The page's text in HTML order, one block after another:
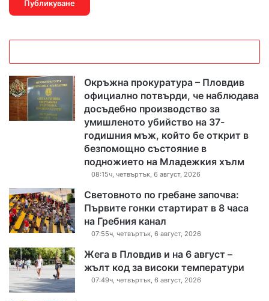
н
т
а
р
и
Окръжна прокуратура – Пловдив
официално потвърди, че наблюдава
досъдебно производство за
умишленото убийство на 37-
годишния мъж, който бе открит в
безпомощно състояние в
подножието на Младежкия хълм
08:15ч, четвъртък, 6 август, 2026
Световното по гребане започва:
Първите гонки стартират в 8 часа
на Гребния канал
07:55ч, четвъртък, 6 август, 2026
Жега в Пловдив и на 6 август –
жълт код за високи температури
07:49ч, четвъртък, 6 август, 2026